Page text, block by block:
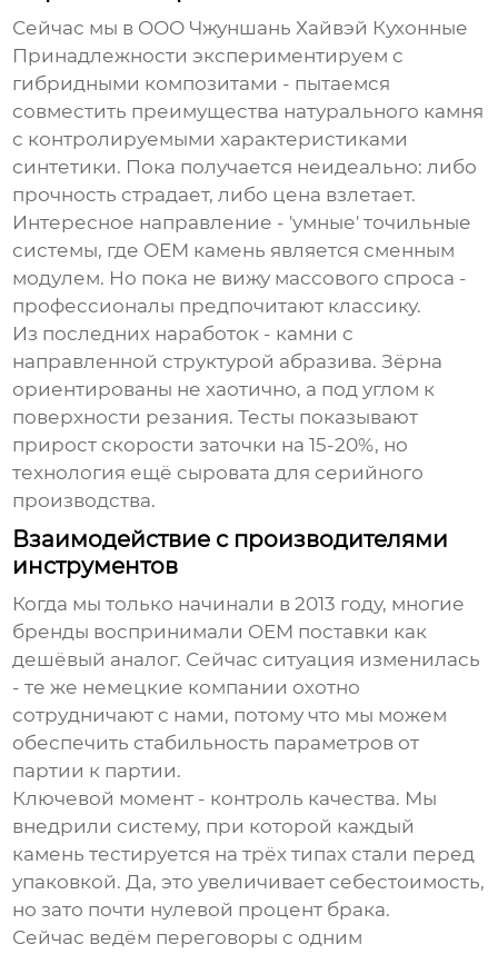
Сейчас мы в ООО Чжуншань Хайвэй Кухонные
Принадлежности экспериментируем с
гибридными композитами - пытаемся
совместить преимущества натурального камня
с контролируемыми характеристиками
синтетики. Пока получается неидеально: либо
прочность страдает, либо цена взлетает.
Интересное направление - 'умные' точильные
системы, где OEM камень является сменным
модулем. Но пока не вижу массового спроса -
профессионалы предпочитают классику.
Из последних наработок - камни с
направленной структурой абразива. Зёрна
ориентированы не хаотично, а под углом к
поверхности резания. Тесты показывают
прирост скорости заточки на 15-20%, но
технология ещё сыровата для серийного
производства.
Взаимодействие с производителями
инструментов
Когда мы только начинали в 2013 году, многие
бренды воспринимали OEM поставки как
дешёвый аналог. Сейчас ситуация изменилась
- те же немецкие компании охотно
сотрудничают с нами, потому что мы можем
обеспечить стабильность параметров от
партии к партии.
Ключевой момент - контроль качества. Мы
внедрили систему, при которой каждый
камень тестируется на трёх типах стали перед
упаковкой. Да, это увеличивает себестоимость,
но зато почти нулевой процент брака.
Сейчас ведём переговоры с одним